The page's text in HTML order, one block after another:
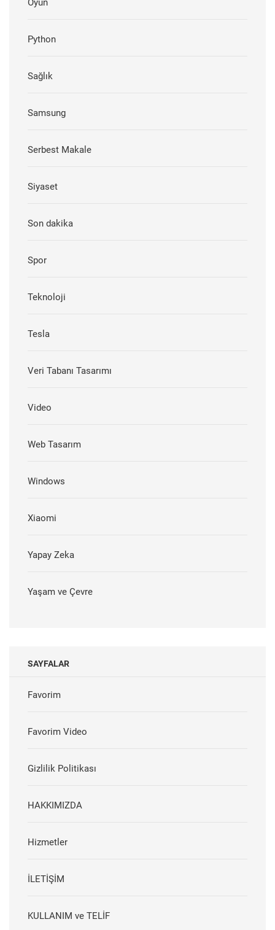
Oyun
Python
Sağlık
Samsung
Serbest Makale
Siyaset
Son dakika
Spor
Teknoloji
Tesla
Veri Tabanı Tasarımı
Video
Web Tasarım
Windows
Xiaomi
Yapay Zeka
Yaşam ve Çevre
SAYFALAR
Favorim
Favorim Video
Gizlilik Politikası
HAKKIMIZDA
Hizmetler
İLETİŞİM
KULLANIM ve TELİF